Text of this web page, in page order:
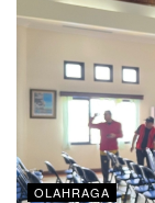
OLAHRAGA